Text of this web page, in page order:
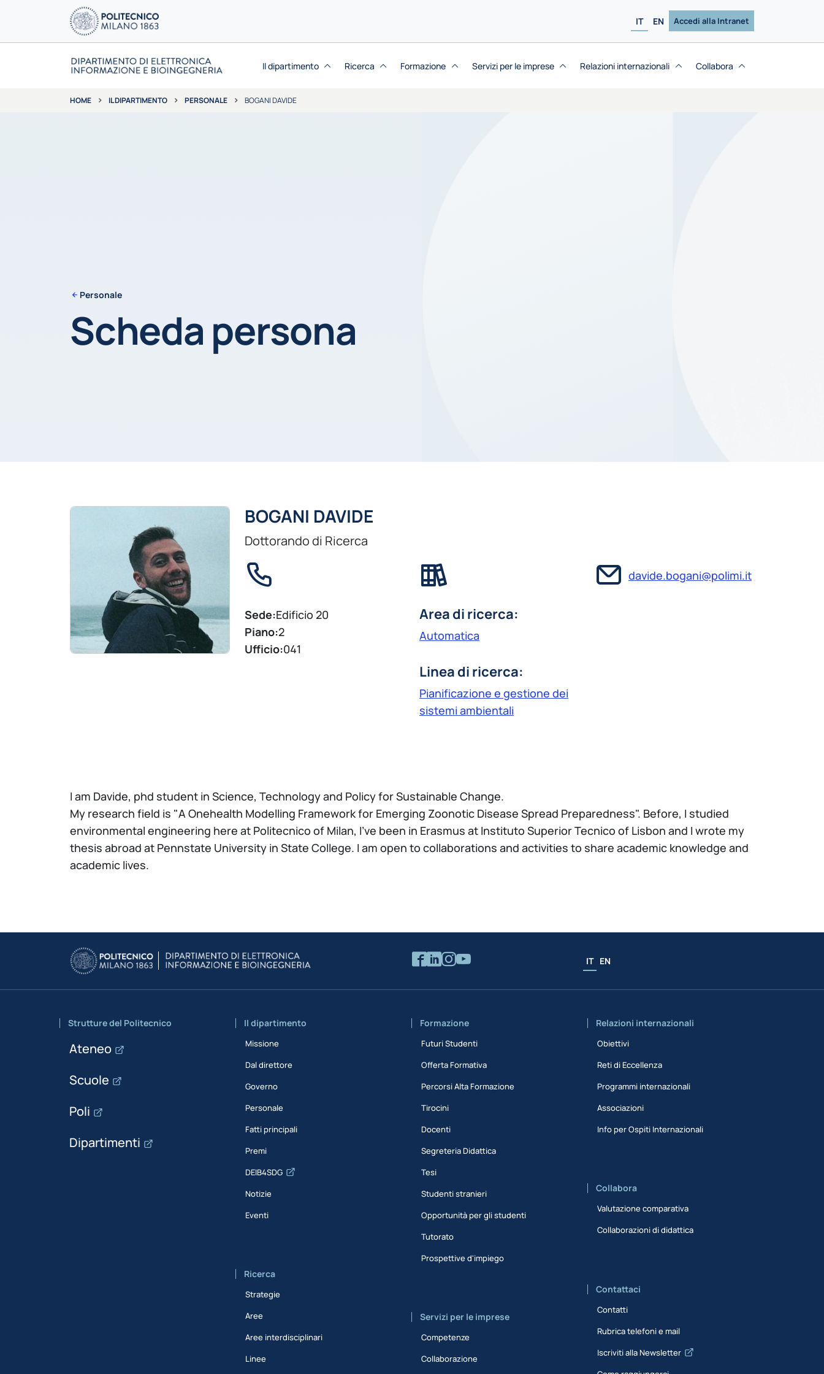
IT EN Accedi alla Intranet
Il dipartimento Ricerca Formazione Servizi per le imprese Relazioni internazionali Collabora
HOME IL DIPARTIMENTO PERSONALE BOGANI DAVIDE
Personale
Scheda persona
BOGANI DAVIDE
Dottorando di Ricerca
Sede:Edificio 20
Piano:2
Ufficio:041
Area di ricerca:
Automatica
Linea di ricerca:
Pianificazione e gestione dei
sistemi ambientali
davide.bogani@polimi.it
I am Davide, phd student in Science, Technology and Policy for Sustainable Change.
My research field is "A Onehealth Modelling Framework for Emerging Zoonotic Disease Spread Preparedness". Before, I studied
environmental engineering here at Politecnico of Milan, I've been in Erasmus at Instituto Superior Tecnico of Lisbon and I wrote my
thesis abroad at Pennstate University in State College. I am open to collaborations and activities to share academic knowledge and
academic lives.
IT EN
Strutture del Politecnico
Ateneo
Scuole
Poli
Dipartimenti
Il dipartimento
Missione
Dal direttore
Governo
Personale
Fatti principali
Premi
DEIB4SDG
Notizie
Eventi
Ricerca
Strategie
Aree
Aree interdisciplinari
Linee
Formazione
Futuri Studenti
Offerta Formativa
Percorsi Alta Formazione
Tirocini
Docenti
Segreteria Didattica
Tesi
Studenti stranieri
Opportunità per gli studenti
Tutorato
Prospettive d'impiego
Servizi per le imprese
Competenze
Collaborazione
Relazioni internazionali
Obiettivi
Reti di Eccellenza
Programmi internazionali
Associazioni
Info per Ospiti Internazionali
Collabora
Valutazione comparativa
Collaborazioni di didattica
Contattaci
Contatti
Rubrica telefoni e mail
Iscriviti alla Newsletter